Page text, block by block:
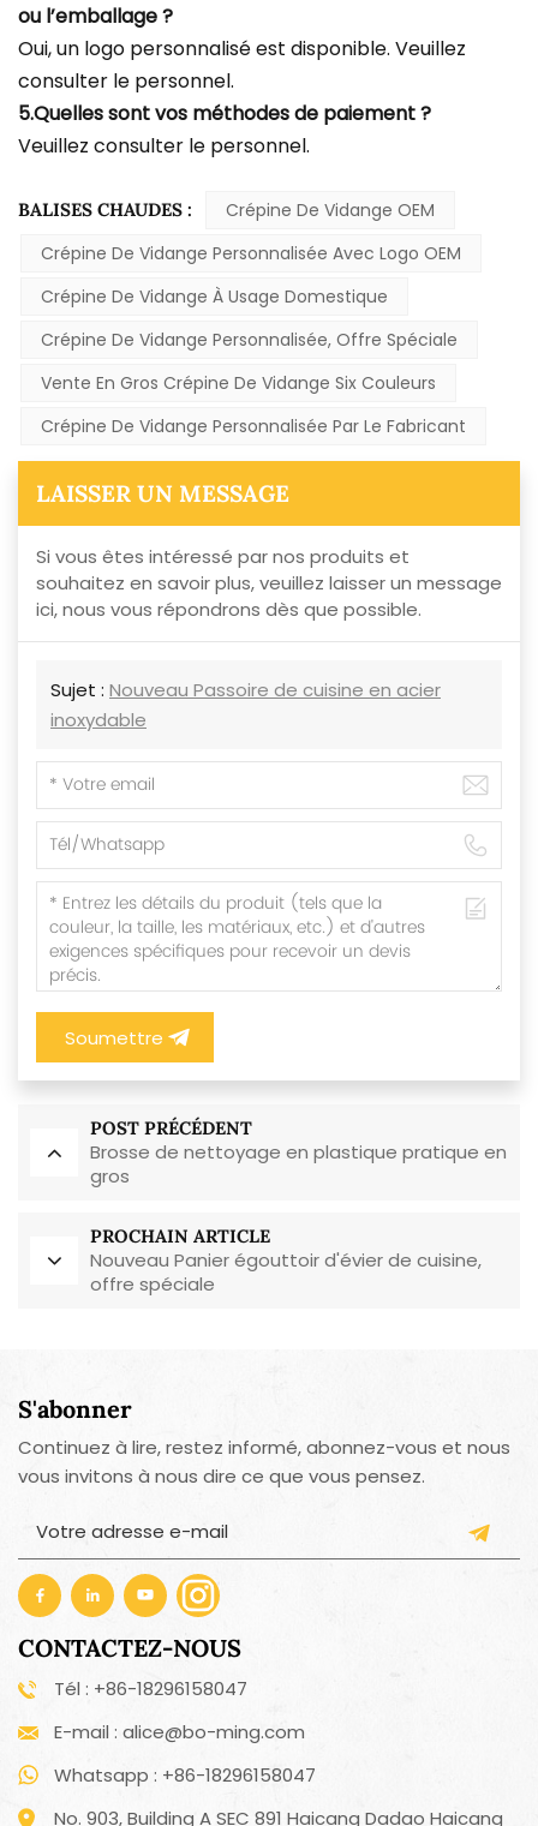
ou l’emballage ?
Oui, un logo personnalisé est disponible. Veuillez
consulter le personnel.
5.Quelles sont vos méthodes de paiement ?
Veuillez consulter le personnel.
BALISES CHAUDES :
Crépine De Vidange OEM
Crépine De Vidange Personnalisée Avec Logo OEM
Crépine De Vidange À Usage Domestique
Crépine De Vidange Personnalisée, Offre Spéciale
Vente En Gros Crépine De Vidange Six Couleurs
Crépine De Vidange Personnalisée Par Le Fabricant
LAISSER UN MESSAGE
Si vous êtes intéressé par nos produits et
souhaitez en savoir plus, veuillez laisser un message
ici, nous vous répondrons dès que possible.
Sujet : Nouveau Passoire de cuisine en acier
inoxydable
Soumettre
POST PRÉCÉDENT
Brosse de nettoyage en plastique pratique en
gros
PROCHAIN ARTICLE
Nouveau Panier égouttoir d'évier de cuisine,
offre spéciale
S'abonner
Continuez à lire, restez informé, abonnez-vous et nous
vous invitons à nous dire ce que vous pensez.
CONTACTEZ-NOUS
Tél : +86-18296158047
E-mail : alice@bo-ming.com
Whatsapp : +86-18296158047
No. 903, Building A SEC 891 Haicang Dadao Haicang